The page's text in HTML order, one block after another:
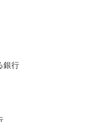
銀行